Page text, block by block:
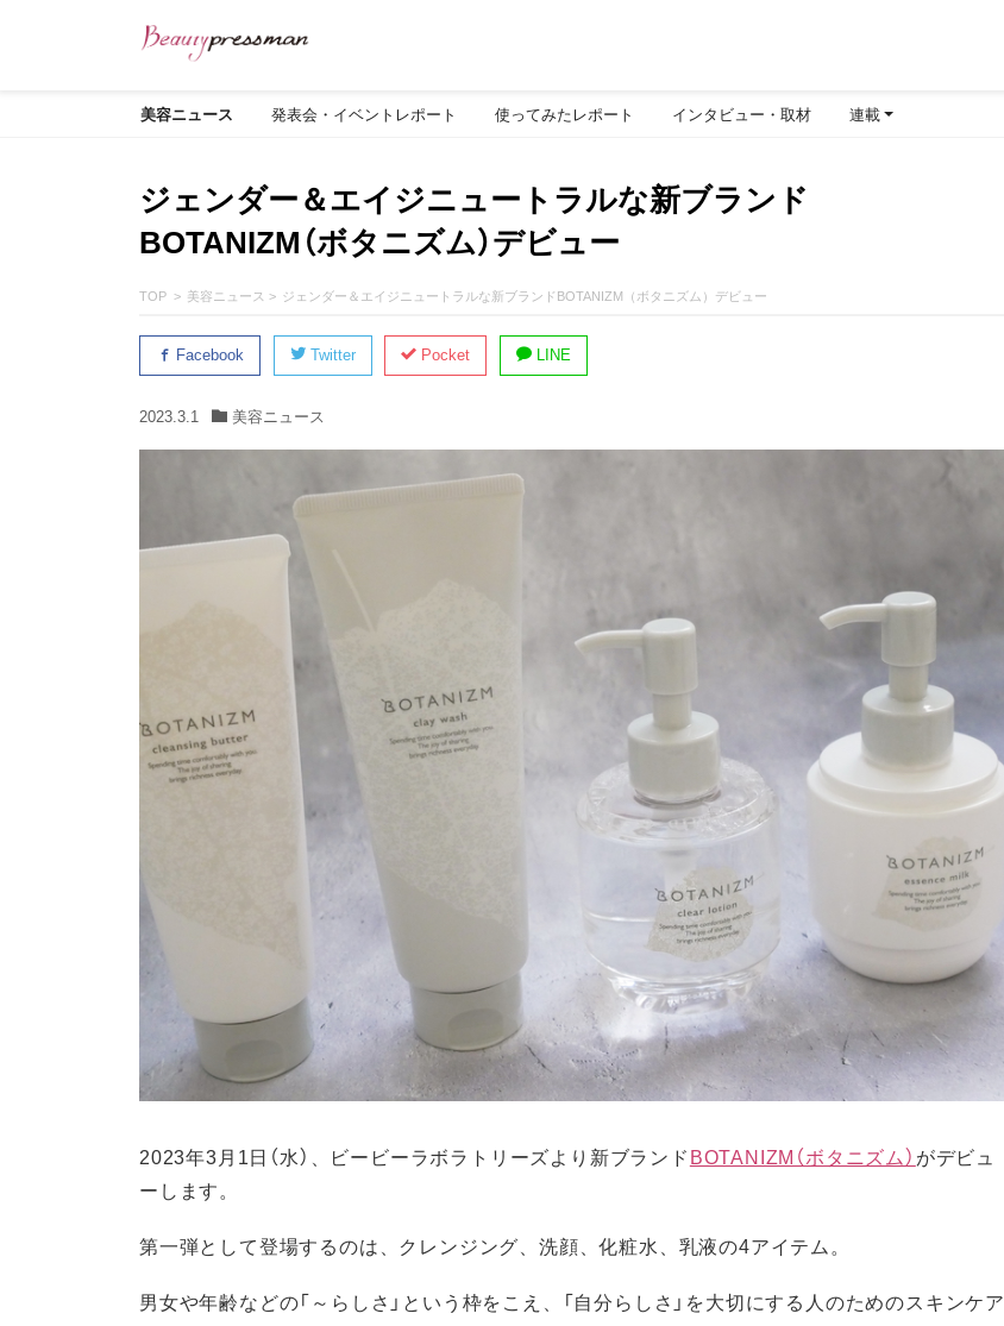
美容ニュース 発表会・イベントレポート 使ってみたレポート インタビュー・取材 連載
ジェンダー＆エイジニュートラルな新ブランド
BOTANIZM（ボタニズム）デビュー
TOP 美容ニュース ジェンダー＆エイジニュートラルな新ブランドBOTANIZM（ボタニズム）デビュー
Facebook Twitter Pocket LINE
2023.3.1 美容ニュース
2023年3月1日（水）、ビービーラボラトリーズより新ブランドBOTANIZM（ボタニズム） がデビュ
ーします。
第一弾として登場するのは、クレンジング、洗顔、化粧水、乳液の4アイテム。
男女や年齢などの「～らしさ」という枠をこえ、「自分らしさ」を大切にする人のためのスキンケア